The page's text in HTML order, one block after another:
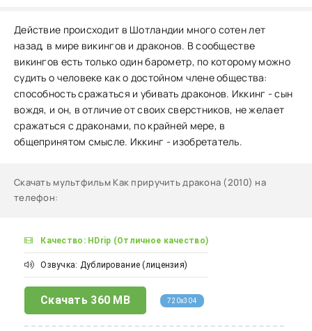
Действие происходит в Шотландии много сотен лет
назад, в мире викингов и драконов. В сообществе
викингов есть только один барометр, по которому можно
судить о человеке как о достойном члене общества:
способность сражаться и убивать драконов. Иккинг - сын
вождя, и он, в отличие от своих сверстников, не желает
сражаться с драконами, по крайней мере, в
общепринятом смысле. Иккинг - изобретатель.
Скачать мультфильм Как приручить дракона (2010) на
телефон:
Качество: HDrip (Отличное качество)
Озвучка: Дублирование (лицензия)
Скачать 360 MB 720x304